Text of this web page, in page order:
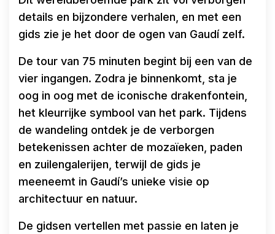
details en bijzondere verhalen, en met een
gids zie je het door de ogen van Gaudí zelf.
De tour van 75 minuten begint bij een van de
vier ingangen. Zodra je binnenkomt, sta je
oog in oog met de iconische drakenfontein,
het kleurrijke symbool van het park. Tijdens
de wandeling ontdek je de verborgen
betekenissen achter de mozaïeken, paden
en zuilengalerijen, terwijl de gids je
meeneemt in Gaudí’s unieke visie op
architectuur en natuur.
De gidsen vertellen met passie en laten je